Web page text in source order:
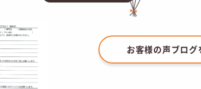
お客様の声ブログ